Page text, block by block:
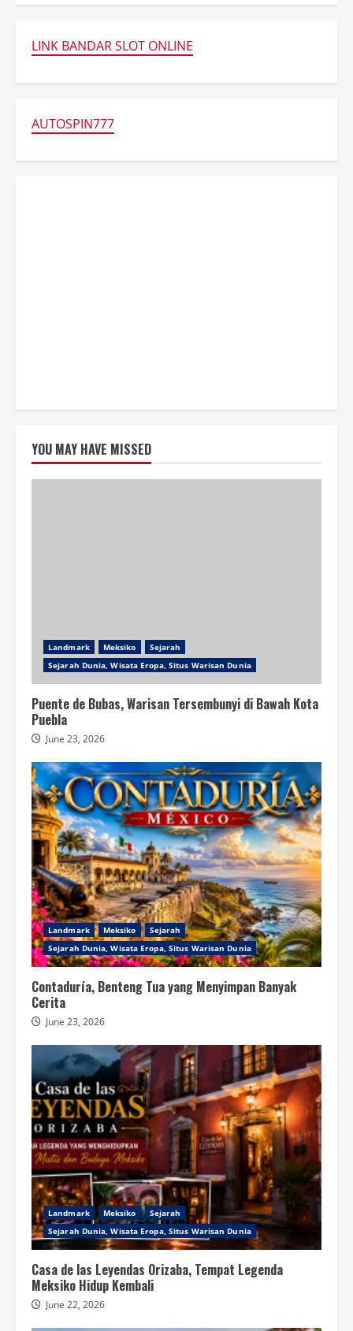
LINK BANDAR SLOT ONLINE
AUTOSPIN777
YOU MAY HAVE MISSED
Landmark Meksiko
Sejarah
Sejarah Dunia, Wisata Eropa, Situs Warisan Dunia
Puente de Bubas, Warisan Tersembunyi di Bawah Kota
Puebla
June 23, 2026
Landmark Meksiko
Sejarah
Sejarah Dunia, Wisata Eropa, Situs Warisan Dunia
Contaduría, Benteng Tua yang Menyimpan Banyak
Cerita
June 23, 2026
Landmark Meksiko
Sejarah
Sejarah Dunia, Wisata Eropa, Situs Warisan Dunia
Casa de las Leyendas Orizaba, Tempat Legenda
Meksiko Hidup Kembali
June 22, 2026